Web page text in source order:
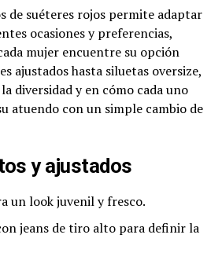
de suéteres rojos permite adaptar
ocasiones y preferencias,
mujer encuentre su opción
ajustados hasta siluetas oversize,
diversidad y en cómo cada uno
atuendo con un simple cambio de
y ajustados
un look juvenil y fresco.
jeans de tiro alto para definir la